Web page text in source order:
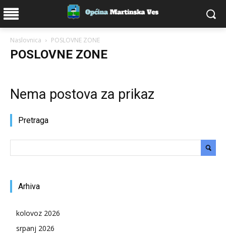
Naslovnica POSLOVNE ZONE
POSLOVNE ZONE
Nema postova za prikaz
Pretraga
Arhiva
kolovoz 2026
srpanj 2026